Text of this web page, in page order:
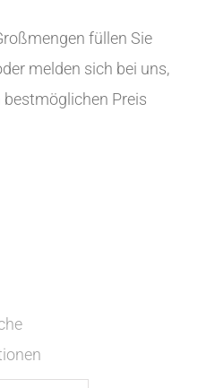
füllen Sie
melden sich bei uns,
Preis